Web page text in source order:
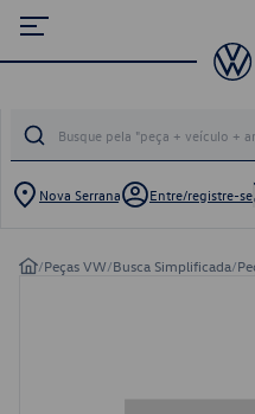
Nova Serrana Entre/registre-se
/Peças VW/Busca Simplificada/